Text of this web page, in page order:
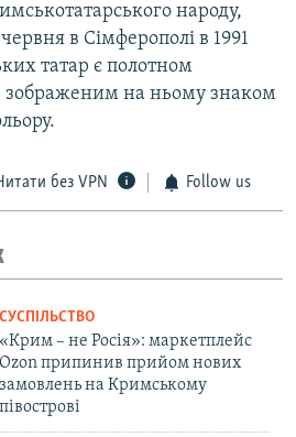
народу,
в Сімферополі в 1991
татар є полотном
зображеним на ньому знаком
без VPN Follow us
СУСПІЛЬСТВО
«Крим – не Росія»: маркетплейс
Ozon припинив прийом нових
замовлень на Кримському
півострові